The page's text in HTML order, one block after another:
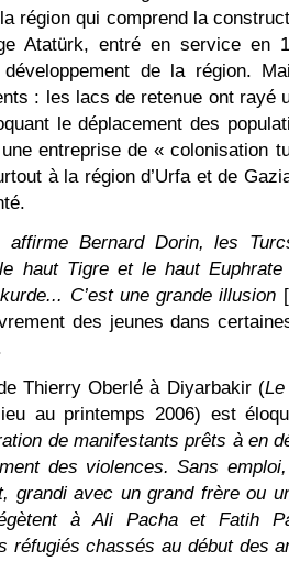
région qui comprend la
Atatürk, entré en service en
développement de la région.
: les lacs de retenue ont rayé
le déplacement des
entreprise de « colonisation
à la région d’Urfa et de
affirme Bernard Dorin, les
haut Tigre et le haut
C’est une grande illusion [
des jeunes dans
Thierry Oberlé à Diyarbakir (Le
au printemps 2006) est
de manifestants prêts à en
des violences. Sans
grandi avec un grand frère ou
à Ali Pacha et Fatih
réfugiés chassés au début des